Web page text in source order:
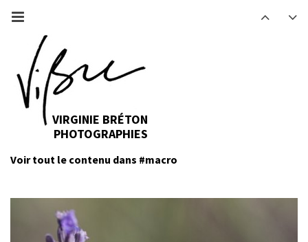
VIRGINIE BRÉTON
PHOTOGRAPHIES
Voir tout le contenu dans #macro